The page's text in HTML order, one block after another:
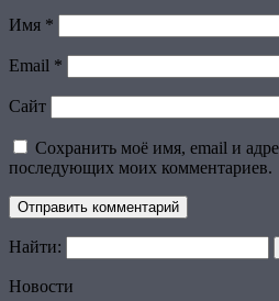
Имя *
Email *
Сайт
Сохранить моё имя, email и
последующих моих комментариев.
Найти:
Новости